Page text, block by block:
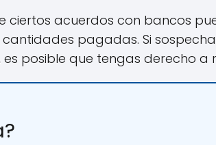
ciertos acuerdos con bancos
pagadas. Si
posible que tengas derecho a